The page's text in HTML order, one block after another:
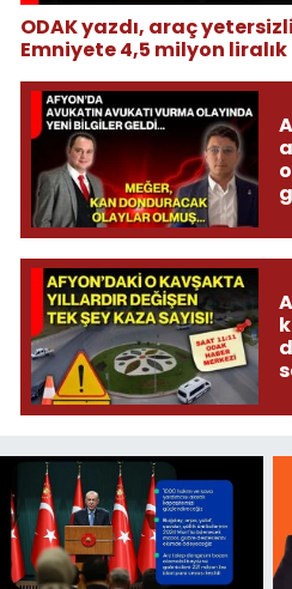
ODAK yazdı, araç
Emniyete 4,5 milyon liralık